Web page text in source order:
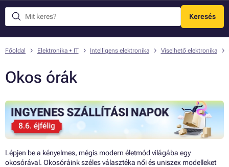
Keresés
Menü
Főoldal Elektronika + IT Intelligens elektronika Viselhető elektronika
Okos órák
Lépjen be a kényelmes, mégis modern életmód világába egy
okosórával. Okosóráink széles választéka női és uniszex modelleket